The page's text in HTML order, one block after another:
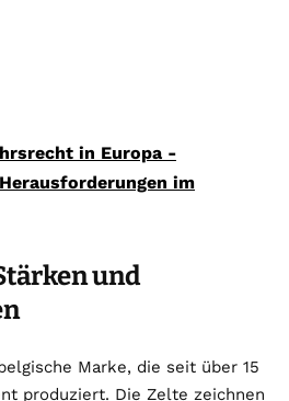
in Europa -
im
und
Marke, die seit über 15
produziert. Die Zelte zeichnen